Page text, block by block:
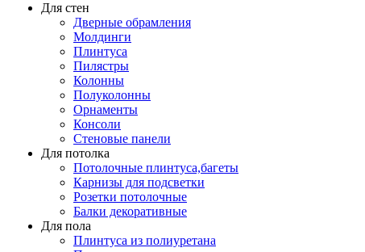
Для стен
Дверные обрамления
Молдинги
Плинтуса
Пилястры
Колонны
Полуколонны
Орнаменты
Консоли
Стеновые панели
Для потолка
Потолочные плинтуса,багеты
Карнизы для подсветки
Розетки потолочные
Балки декоративные
Для пола
Плинтуса из полиуретана